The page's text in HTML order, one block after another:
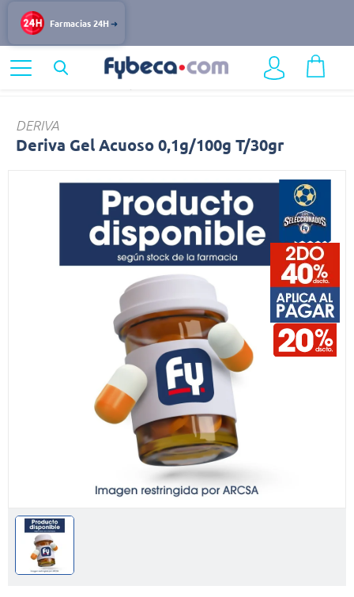
Farmacias 24H
Mujer
DERIVA
Deriva Gel Acuoso 0,1g/100g T/30gr